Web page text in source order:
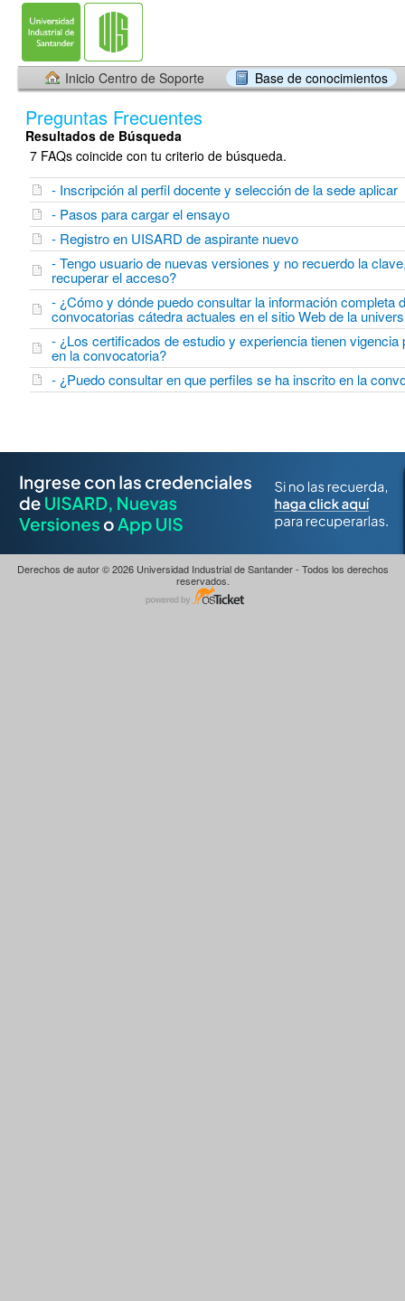
Inicio Centro de Soporte Base de conocimientos
Preguntas Frecuentes
Resultados de Búsqueda
7 FAQs coincide con tu criterio de búsqueda.
- Inscripción al perfil docente y selección de la sede aplicar
- Pasos para cargar el ensayo
- Registro en UISARD de aspirante nuevo
- Tengo usuario de nuevas versiones y no recuerdo la
recuperar el acceso?
- ¿Cómo y dónde puedo consultar la información completa
convocatorias cátedra actuales en el sitio Web de la
- ¿Los certificados de estudio y experiencia tienen vigencia
en la convocatoria?
- ¿Puedo consultar en que perfiles se ha inscrito en la
Derechos de autor © 2026 Universidad Industrial de Santander - Todos los derechos
reservados.